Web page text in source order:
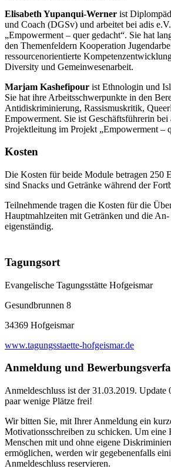
Elisabeth Yupanqui-Werner ist
und Coach (DGSv) und arbeitet bei adis
„Empowerment – quer gedacht“. Sie hat
den Themenfeldern Kooperation
ressourcenorien­tierte
Diversity und Gemeinwesenarbeit.
Marjam Kashefipour ist Ethnologin und
Sie hat ihre Arbeitsschwer­punkte in den
Antidiskriminierung, Rassismuskritik,
Empower­ment. Sie ist Geschäftsführerin bei
Projektleitung im Projekt „Empowerment –
Kosten
Die Kosten für beide Module betragen 250
sind Snacks und Getränke während der
Teilnehmende tragen die Kosten für die
Hauptmahlzeiten mit Getränken und die
eigenständig.
Tagungsort
Evangelische Tagungsstätte Hofgeismar
Gesundbrunnen 8
34369 Hofgeismar
www.tagungsstaette-hofgeismar.de
Anmeldung und
Anmeldeschluss ist der 31.03.2019. Update
paar wenige Plätze frei!
Wir bitten Sie, mit Ihrer Anmeldung ein
Motivationsschreiben zu schicken. Um eine
Menschen mit und ohne eigene
ermöglichen, werden wir gegebenenfalls
Anmeldeschluss reservieren.